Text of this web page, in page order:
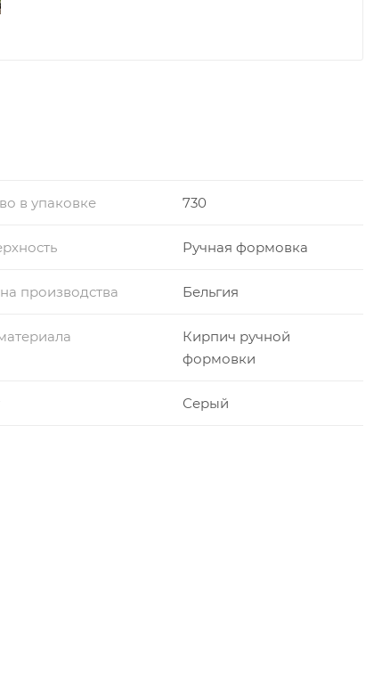
в упаковке 730
Ручная формовка
производства Бельгия
Кирпич ручной
формовки
Серый